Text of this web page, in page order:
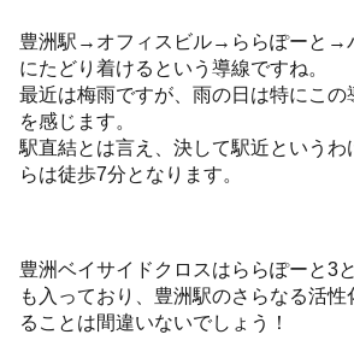
豊洲駅→オフィスビル→ららぽーと→
にたどり着けるという導線ですね。
最近は梅雨ですが、雨の日は特にこの
を感じます。
駅直結とは言え、決して駅近というわ
らは徒歩7分となります。
豊洲ベイサイドクロスはららぽーと3
も入っており、豊洲駅のさらなる活性
ることは間違いないでしょう！